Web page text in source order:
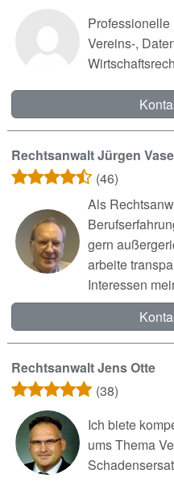
Vereins-,
Rechtsanwalt Jürgen
(46)
Als
gern
arbeite
Interessen
Rechtsanwalt Jens Otte
(38)
Ich biete
ums Thema